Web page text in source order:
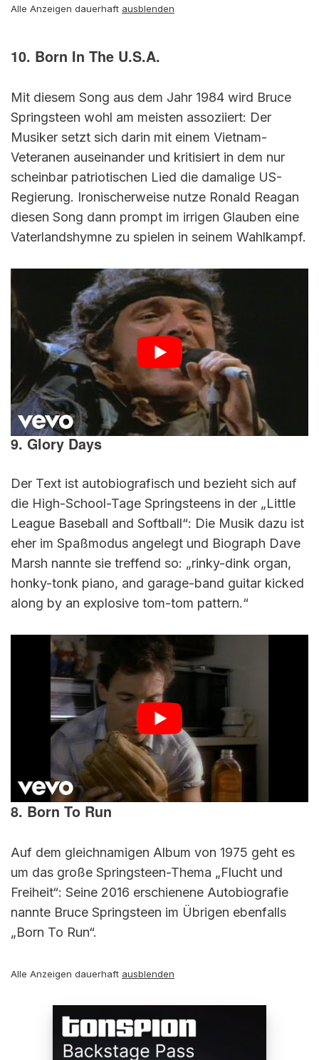
Alle Anzeigen dauerhaft ausblenden
10. Born In The U.S.A.
Mit diesem Song aus dem Jahr 1984 wird Bruce
Springsteen wohl am meisten assoziiert: Der
Musiker setzt sich darin mit einem Vietnam-
Veteranen auseinander und kritisiert in dem nur
scheinbar patriotischen Lied die damalige US-
Regierung. Ironischerweise nutze Ronald Reagan
diesen Song dann prompt im irrigen Glauben eine
Vaterlandshymne zu spielen in seinem Wahlkampf.
9. Glory Days
Der Text ist autobiografisch und bezieht sich auf
die High-School-Tage Springsteens in der „Little
League Baseball and Softball“: Die Musik dazu ist
eher im Spaßmodus angelegt und Biograph Dave
Marsh nannte sie treffend so: „rinky-dink organ,
honky-tonk piano, and garage-band guitar kicked
along by an explosive tom-tom pattern.“
8. Born To Run
Auf dem gleichnamigen Album von 1975 geht es
um das große Springsteen-Thema „Flucht und
Freiheit“: Seine 2016 erschienene Autobiografie
nannte Bruce Springsteen im Übrigen ebenfalls
„Born To Run“.
Alle Anzeigen dauerhaft ausblenden